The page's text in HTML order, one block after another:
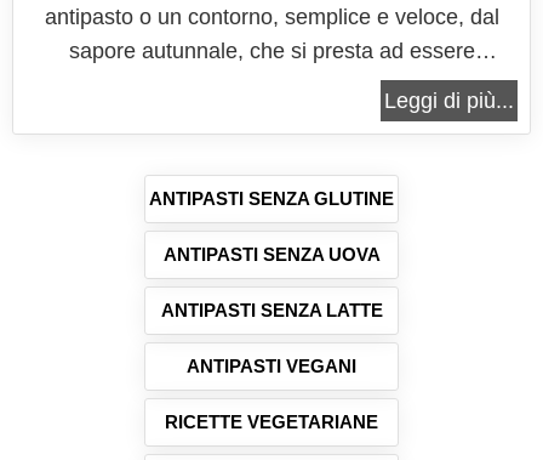
antipasto o un contorno, semplice e veloce, dal
sapore autunnale, che si presta ad essere
comunque servito anche in ogni periodo dell'anno.
Solitamente questa ricetta viene preparata con i
perfette per essere...
Leggi di più...
ANTIPASTI SENZA GLUTINE
ANTIPASTI SENZA UOVA
ANTIPASTI SENZA LATTE
ANTIPASTI VEGANI
RICETTE VEGETARIANE